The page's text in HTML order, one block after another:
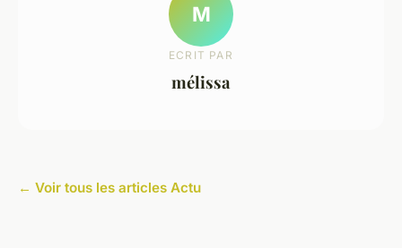
M
ECRIT PAR
mélissa
← Voir tous les articles Actu